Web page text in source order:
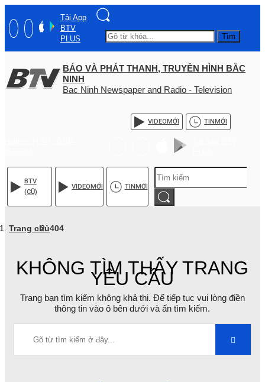
Tải App
BTV
PLUS
Tìm
BÁO VÀ PHÁT THANH, TRUYỀN HÌNH BẮC
NINH
Bac Ninh Newspaper and Radio - Television
VIDEOMỚI TINMỚI
BTV
(CŨ)
VIDEOMỚI TINMỚI
Trang chủ404
KHÔNG TÌM THẤY TRANG
YÊU CẦU
Trang bạn tìm kiếm không khả thi. Để tiếp tục vui lòng điền
thông tin vào ô bên dưới và ấn tìm kiếm.